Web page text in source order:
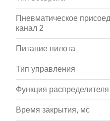
Пневматическое
канал 2
Питание пилота
Тип управления
Функция распределителя
Время закрытия, мс